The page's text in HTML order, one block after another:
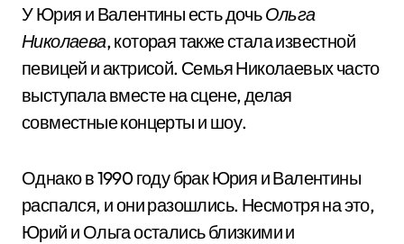
У Юрия и Валентины есть дочьОльга
Николаева, которая также стала известной
певицей и актрисой. Семья Николаевых часто
выступала вместе на сцене, делая
совместные концерты и шоу.
Однако в 1990 году брак Юрия и Валентины
распался, и они разошлись. Несмотря на это,
Юрий и Ольга остались близкими и